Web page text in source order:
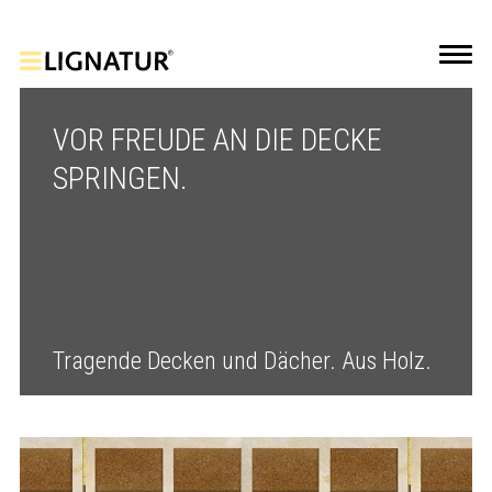
VOR FREUDE AN DIE DECKE
SPRINGEN.
Tragende Decken und Dächer. Aus Holz.